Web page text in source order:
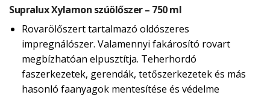
Supralux Xylamon szúölőszer – 750 ml
Rovarölőszert tartalmazó oldószeres
impregnálószer. Valamennyi fakárosító rovart
megbízhatóan elpusztítja. Teherhordó
faszerkezetek, gerendák, tetőszerkezetek és más
hasonló faanyagok mentesítése és védelme